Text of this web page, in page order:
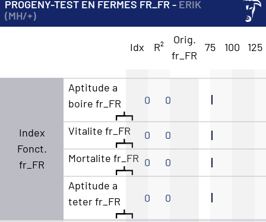
PROGENY-TEST EN FERMES FR_FR - ERIK
(MH/+)
Idx R²
Orig.
fr_FR
75 100 125
Index
Fonct.
fr_FR
Aptitude a
boire fr_FR
0 0
Vitalite fr_FR 0
0
Mortalite fr_FR 0
0
Aptitude a
teter fr_FR
0 0